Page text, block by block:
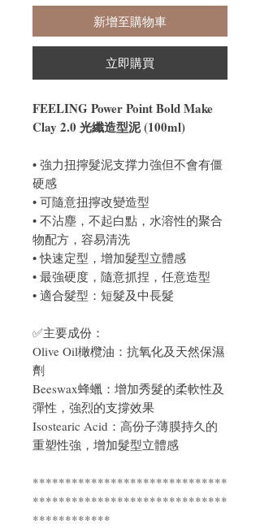
新增至購物車
立即購買
FEELING Power Point Bold Make
Clay 2.0 光纖造型泥 (100ml)
• 強力扭擰髮泥支撑力強但不會有僵
硬感
• 可隨意扭擰改變造型
• 不沾塵，不起白點，水溶性的聚合
物配方，容易清洗
• 快速定型，增加髮型立體感
• 最強硬度，隨意抓捏，任意造型
• 適合髮型：短髮及中長髮
✅主要成份：
Olive Oil橄欖油：抗氧化及天然保濕
劑
Beeswax蜂蠟：增加秀髮的柔軟性及
彈性，強烈的支撐效果
Isostearic Acid：高份子薄膜持久的
重塑性強，增加髮型立體感
******************************
******************************
************